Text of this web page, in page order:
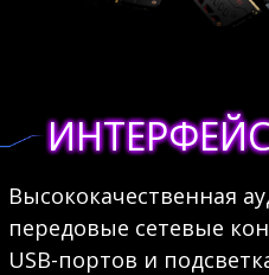
Высококачественная
передовые сетевые
USB-портов и